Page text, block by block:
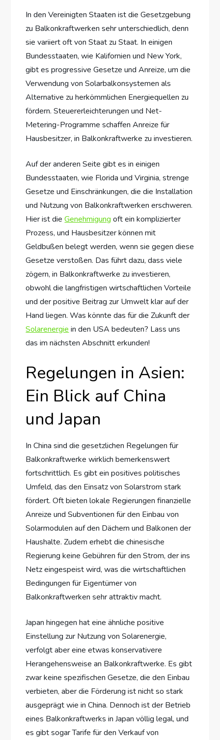
In den Vereinigten Staaten ist die Gesetzgebung
zu Balkonkraftwerken sehr unterschiedlich, denn
sie variiert oft von Staat zu Staat. In einigen
Bundesstaaten, wie Kalifornien und New York,
gibt es progressive Gesetze und Anreize, um die
Verwendung von Solarbalkonsystemen als
Alternative zu herkömmlichen Energiequellen zu
fördern. Steuererleichterungen und Net-
Metering-Programme schaffen Anreize für
Hausbesitzer, in Balkonkraftwerke zu investieren.
Auf der anderen Seite gibt es in einigen
Bundesstaaten, wie Florida und Virginia, strenge
Gesetze und Einschränkungen, die die Installation
und Nutzung von Balkonkraftwerken erschweren.
Hier ist dieGenehmigung oft ein komplizierter
Prozess, und Hausbesitzer können mit
Geldbußen belegt werden, wenn sie gegen diese
Gesetze verstoßen. Das führt dazu, dass viele
zögern, in Balkonkraftwerke zu investieren,
obwohl die langfristigen wirtschaftlichen Vorteile
und der positive Beitrag zur Umwelt klar auf der
Hand liegen. Was könnte das für die Zukunft der
Solarenergie in den USA bedeuten? Lass uns
das im nächsten Abschnitt erkunden!
Regelungen in Asien:
Ein Blick auf China
und Japan
In China sind die gesetzlichen Regelungen für
Balkonkraftwerke wirklich bemerkenswert
fortschrittlich. Es gibt ein positives politisches
Umfeld, das den Einsatz von Solarstrom stark
fördert. Oft bieten lokale Regierungen finanzielle
Anreize und Subventionen für den Einbau von
Solarmodulen auf den Dächern und Balkonen der
Haushalte. Zudem erhebt die chinesische
Regierung keine Gebühren für den Strom, der ins
Netz eingespeist wird, was die wirtschaftlichen
Bedingungen für Eigentümer von
Balkonkraftwerken sehr attraktiv macht.
Japan hingegen hat eine ähnliche positive
Einstellung zur Nutzung von Solarenergie,
verfolgt aber eine etwas konservativere
Herangehensweise an Balkonkraftwerke. Es gibt
zwar keine spezifischen Gesetze, die den Einbau
verbieten, aber die Förderung ist nicht so stark
ausgeprägt wie in China. Dennoch ist der Betrieb
eines Balkonkraftwerks in Japan völlig legal, und
es gibt sogar Tarife für den Verkauf von